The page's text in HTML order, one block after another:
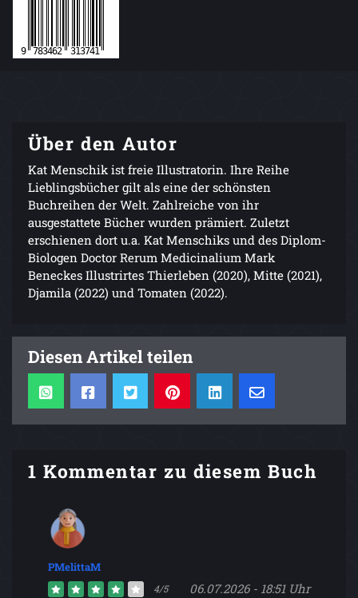
Über den Autor
Kat Menschik ist freie Illustratorin. Ihre Reihe
Lieblingsbücher gilt als eine der schönsten
Buchreihen der Welt. Zahlreiche von ihr
ausgestattete Bücher wurden prämiert. Zuletzt
erschienen dort u.a. Kat Menschiks und des Diplom-
Biologen Doctor Rerum Medicinalium Mark
Beneckes Illustrirtes Thierleben (2020), Mitte (2021),
Djamila (2022) und Tomaten (2022).
Diesen Artikel teilen
1 Kommentar zu diesem Buch
PMelittaM
4/5 06.07.2026 - 18:51 Uhr